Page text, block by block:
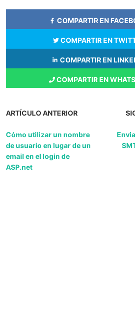
COMPARTIR EN
COMPARTIR EN
COMPARTIR EN
COMPARTIR EN
ARTÍCULO ANTERIOR
Cómo utilizar un nombre
de usuario en lugar de un
email en el login de
ASP.net